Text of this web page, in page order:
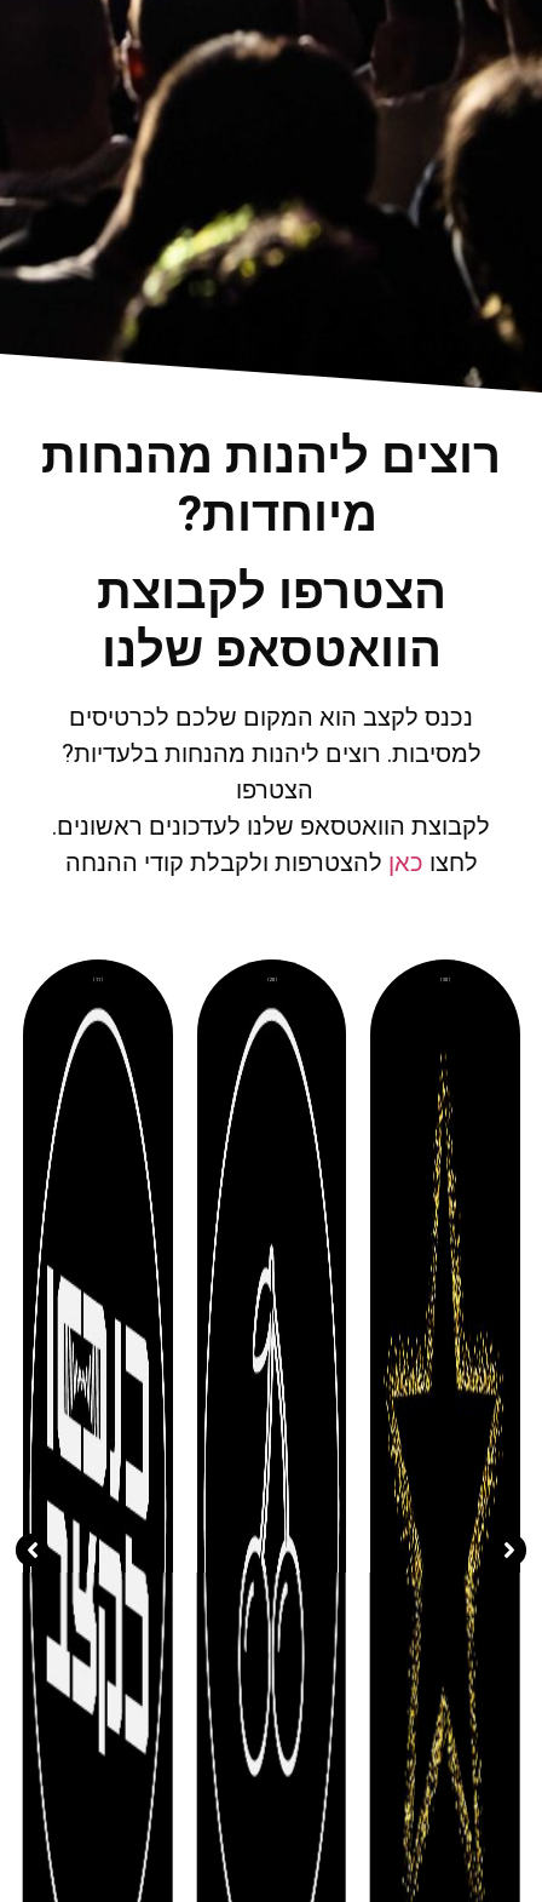
רוצים ליהנות מהנחות
מיוחדות?
הצטרפו לקבוצת
הוואטסאפ שלנו
נכנס לקצב הוא המקום שלכם לכרטיסים
למסיבות. רוצים ליהנות מהנחות בלעדיות?
הצטרפו
לקבוצת הוואטסאפ שלנו לעדכונים ראשונים.
לחצו כאן להצטרפות ולקבלת קודי ההנחה